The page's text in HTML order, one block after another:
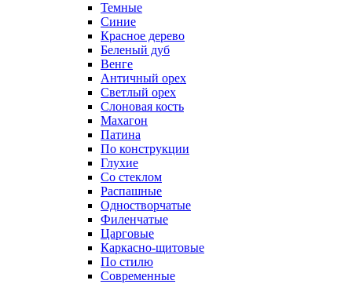
Темные
Синие
Красное дерево
Беленый дуб
Венге
Античный орех
Светлый орех
Слоновая кость
Махагон
Патина
По конструкции
Глухие
Со стеклом
Распашные
Одностворчатые
Филенчатые
Царговые
Каркасно-щитовые
По стилю
Современные